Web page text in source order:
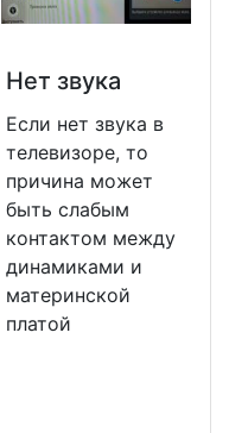
Нет звука
Если нет звука в
телевизоре, то
причина может
быть слабым
контактом между
динамиками и
материнской
платой